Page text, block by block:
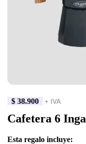
$ 38.900 + IVA
Cafetera 6 Inga
Esta regalo incluye: